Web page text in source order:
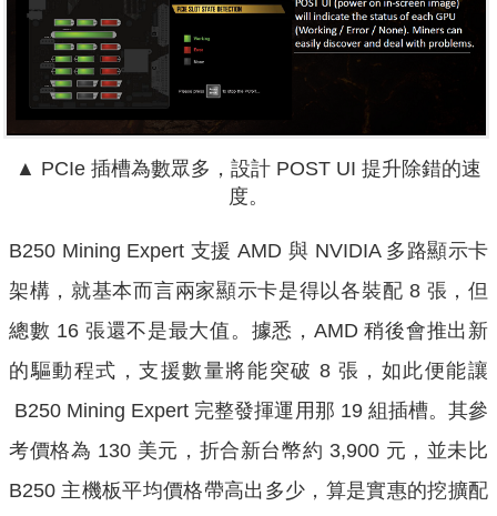
▲ PCIe 插槽為數眾多，設計 POST UI 提升除錯的速
度。
B250 Mining Expert 支援 AMD 與 NVIDIA 多路顯示卡
架構，就基本而言兩家顯示卡是得以各裝配 8 張，但
總數 16 張還不是最大值。據悉，AMD 稍後會推出新
的驅動程式，支援數量將能突破 8 張，如此便能讓
B250 Mining Expert 完整發揮運用那 19 組插槽。其參
考價格為 130 美元，折合新台幣約 3,900 元，並未比
B250 主機板平均價格帶高出多少，算是實惠的挖擴配